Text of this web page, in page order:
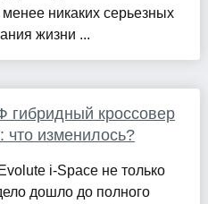
никаких серьезных
жизни ...
кроссовер
изменилось?
i‑Space не только
дошло до полного